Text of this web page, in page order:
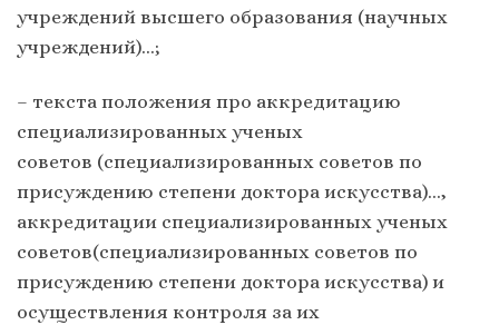
учреждений высшего образования (научных
учреждений)…;
– текста положения про аккредитацию
специализированных ученых
советов (специализированных советов по
присуждению степени доктора искусства)…,
аккредитации специализированных ученых
советов(специализированных советов по
присуждению степени доктора искусства) и
осуществления контроля за их